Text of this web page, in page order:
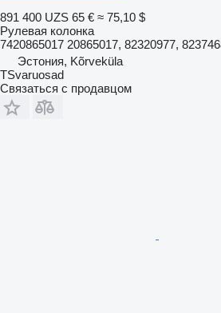
891 400 UZS 65 € ≈ 75,10 $
Рулевая колонка
7420865017 20865017, 82320977,
Эстония, Kõrveküla
TSvaruosad
Связаться с продавцом